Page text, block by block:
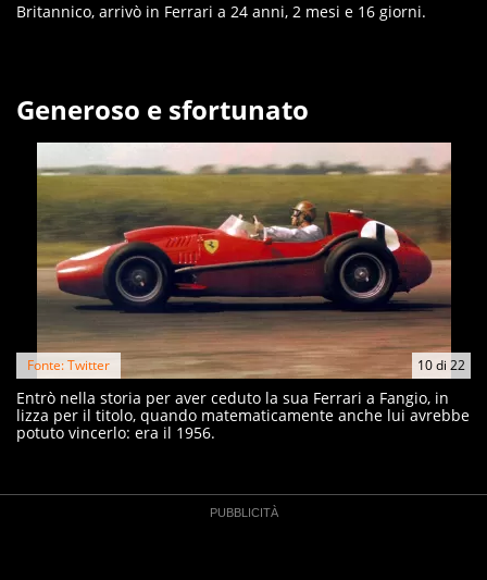
Britannico, arrivò in Ferrari a 24 anni, 2 mesi e 16 giorni.
Generoso e sfortunato
10di 22
Fonte: Twitter
Entrò nella storia per aver ceduto la sua Ferrari a Fangio, in
lizza per il titolo, quando matematicamente anche lui avrebbe
potuto vincerlo: era il 1956.